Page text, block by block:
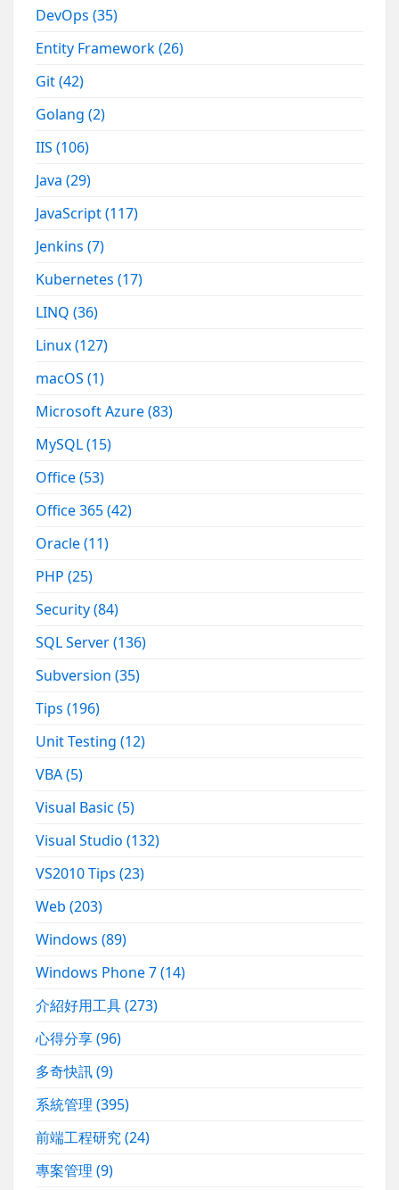
DevOps(35)
Entity Framework(26)
Git(42)
Golang(2)
IIS(106)
Java(29)
JavaScript(117)
Jenkins(7)
Kubernetes(17)
LINQ(36)
Linux(127)
macOS(1)
Microsoft Azure(83)
MySQL(15)
Office(53)
Office 365(42)
Oracle(11)
PHP(25)
Security(84)
SQL Server(136)
Subversion(35)
Tips(196)
Unit Testing(12)
VBA(5)
Visual Basic(5)
Visual Studio(132)
VS2010 Tips(23)
Web(203)
Windows(89)
Windows Phone 7(14)
介紹好用工具(273)
心得分享(96)
多奇快訊(9)
系統管理(395)
前端工程研究(24)
專案管理(9)